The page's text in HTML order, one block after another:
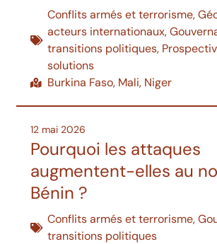
Conflits armés et terrorisme,
acteurs internationaux,
transitions politiques,
solutions
Burkina Faso, Mali, Niger
12 mai 2026
Pourquoi les attaques
augmentent-elles au
Bénin ?
Conflits armés et terrorisme,
transitions politiques